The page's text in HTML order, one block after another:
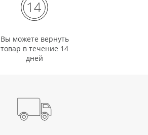
Вы можете вернуть
товар в течение 14
дней